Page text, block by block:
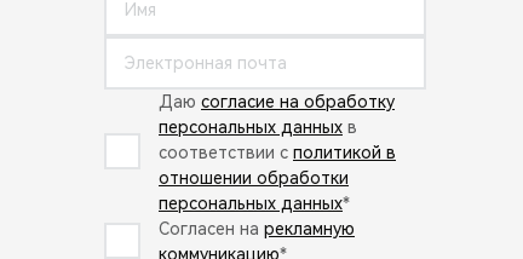
Даю согласие на обработку
персональных данных в
соответствии с политикой в
отношении обработки
персональных данных*
Согласен на рекламную
коммуникацию*